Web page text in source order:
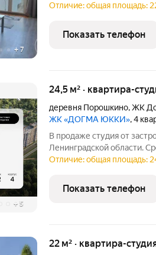
+ 7
расположена в новом ЖК
Финляндского вокзала
Отличие: общая площадь:
Показать телефон
+ 5
24,5 м² · квартира-
деревня Порошкино,ЖК
ЖК «ДОГМА ЮККИ», 4
В продаже студия от
Ленинградской области.
24.54 кв.м., на 12 этаже. «Догма Юкки» это
Ленинградской
Отличие: общая площадь:
Показать телефон
22 м² · квартира-